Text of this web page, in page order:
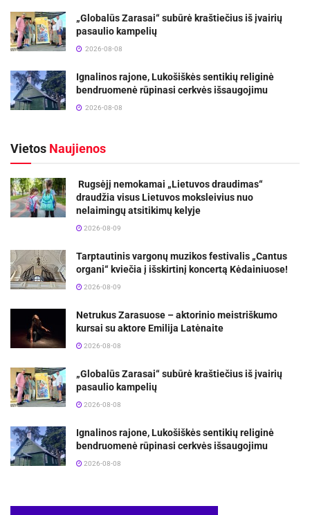
„Globalūs Zarasai“ subūrė kraštiečius iš įvairių
pasaulio kampelių
2026-08-08
Ignalinos rajone, Lukošiškės sentikių religinė
bendruomenė rūpinasi cerkvės išsaugojimu
2026-08-08
Vietos Naujienos
Rugsėjį nemokamai „Lietuvos draudimas“
draudžia visus Lietuvos moksleivius nuo
nelaimingų atsitikimų kelyje
2026-08-09
Tarptautinis vargonų muzikos festivalis „Cantus
organi“ kviečia į išskirtinį koncertą Kėdainiuose!
2026-08-09
Netrukus Zarasuose – aktorinio meistriškumo
kursai su aktore Emilija Latėnaite
2026-08-08
„Globalūs Zarasai“ subūrė kraštiečius iš įvairių
pasaulio kampelių
2026-08-08
Ignalinos rajone, Lukošiškės sentikių religinė
bendruomenė rūpinasi cerkvės išsaugojimu
2026-08-08